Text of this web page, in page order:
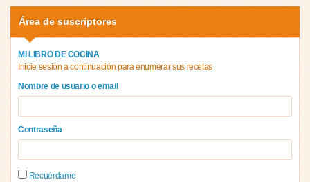
Área de suscriptores
MI LIBRO DE COCINA
Inicie sesión a continuación para enumerar sus recetas
Nombre de usuario o email
Contraseña
Recuérdame